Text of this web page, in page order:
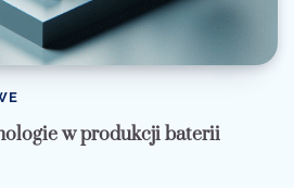
w produkcji baterii